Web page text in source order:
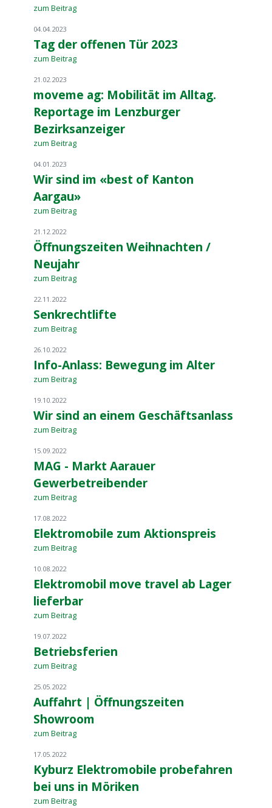
zum Beitrag
04.04.2023
Tag der offenen Tür 2023
zum Beitrag
21.02.2023
moveme ag: Mobilität im Alltag.
Reportage im Lenzburger
Bezirksanzeiger
zum Beitrag
04.01.2023
Wir sind im «best of Kanton
Aargau»
zum Beitrag
21.12.2022
Öffnungszeiten Weihnachten /
Neujahr
zum Beitrag
22.11.2022
Senkrechtlifte
zum Beitrag
26.10.2022
Info-Anlass: Bewegung im Alter
zum Beitrag
19.10.2022
Wir sind an einem Geschäftsanlass
zum Beitrag
15.09.2022
MAG - Markt Aarauer
Gewerbetreibender
zum Beitrag
17.08.2022
Elektromobile zum Aktionspreis
zum Beitrag
10.08.2022
Elektromobil move travel ab Lager
lieferbar
zum Beitrag
19.07.2022
Betriebsferien
zum Beitrag
25.05.2022
Auffahrt | Öffnungszeiten
Showroom
zum Beitrag
17.05.2022
Kyburz Elektromobile probefahren
bei uns in Möriken
zum Beitrag